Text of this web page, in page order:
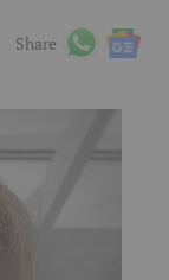
Share